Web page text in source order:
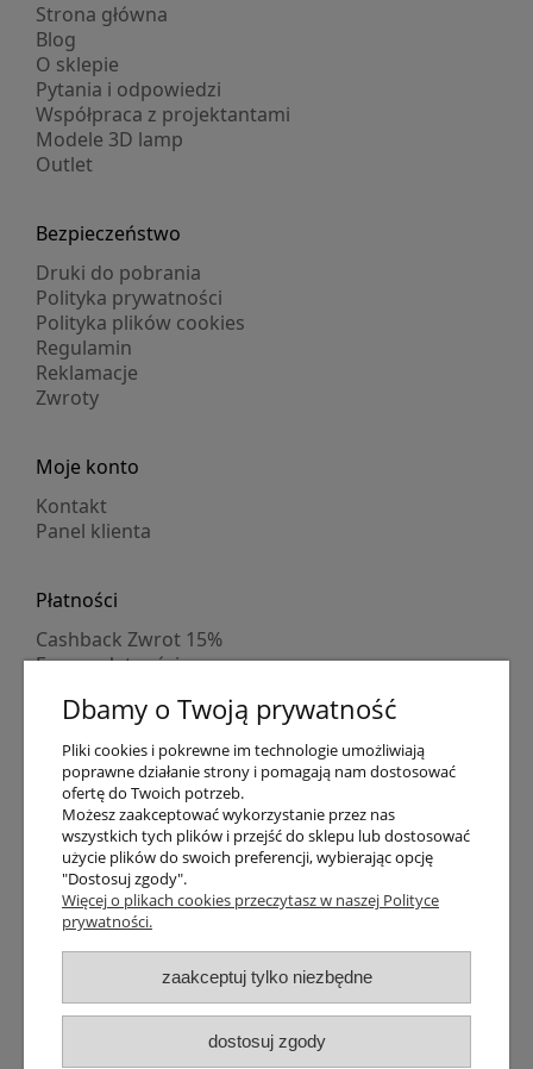
Strona główna
Blog
O sklepie
Pytania i odpowiedzi
Współpraca z projektantami
Modele 3D lamp
Outlet
Bezpieczeństwo
Druki do pobrania
Polityka prywatności
Polityka plików cookies
Regulamin
Reklamacje
Zwroty
Moje konto
Kontakt
Panel klienta
Płatności
Cashback Zwrot 15%
Formy płatności
Numer konta
PayPo kupujesz, nie płacisz
Progi rabatowe
Promocje
Dostawa
Czas wysyłki
Dostawa
Śledzenie przesyłki GLS
Śledzenie przesyłki DPD
Shipping abroad
Zarejestruj się /Zaloguj się
Dbamy o Twoją prywatność
Pliki cookies i pokrewne im technologie umożliwiają
poprawne działanie strony i pomagają nam dostosować
ofertę do Twoich potrzeb.
Możesz zaakceptować wykorzystanie przez nas
wszystkich tych plików i przejść do sklepu lub dostosować
użycie plików do swoich preferencji, wybierając opcję
"Dostosuj zgody".
Więcej o plikach cookies przeczytasz w naszej Polityce
prywatności.
zaakceptuj tylko niezbędne
dostosuj zgody